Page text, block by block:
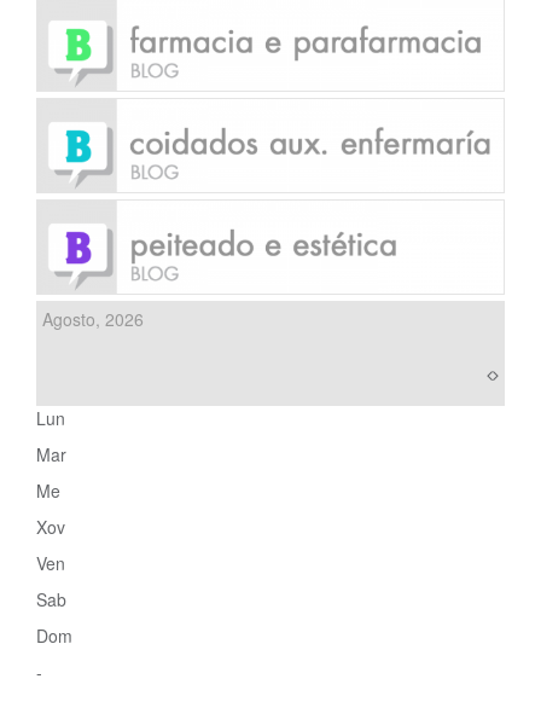
Agosto, 2026
Lun
Mar
Me
Xov
Ven
Sab
Dom
-